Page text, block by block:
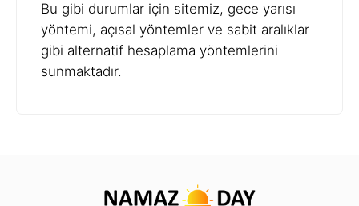
Bu gibi durumlar için sitemiz, gece yarısı
yöntemi, açısal yöntemler ve sabit aralıklar
gibi alternatif hesaplama yöntemlerini
sunmaktadır.